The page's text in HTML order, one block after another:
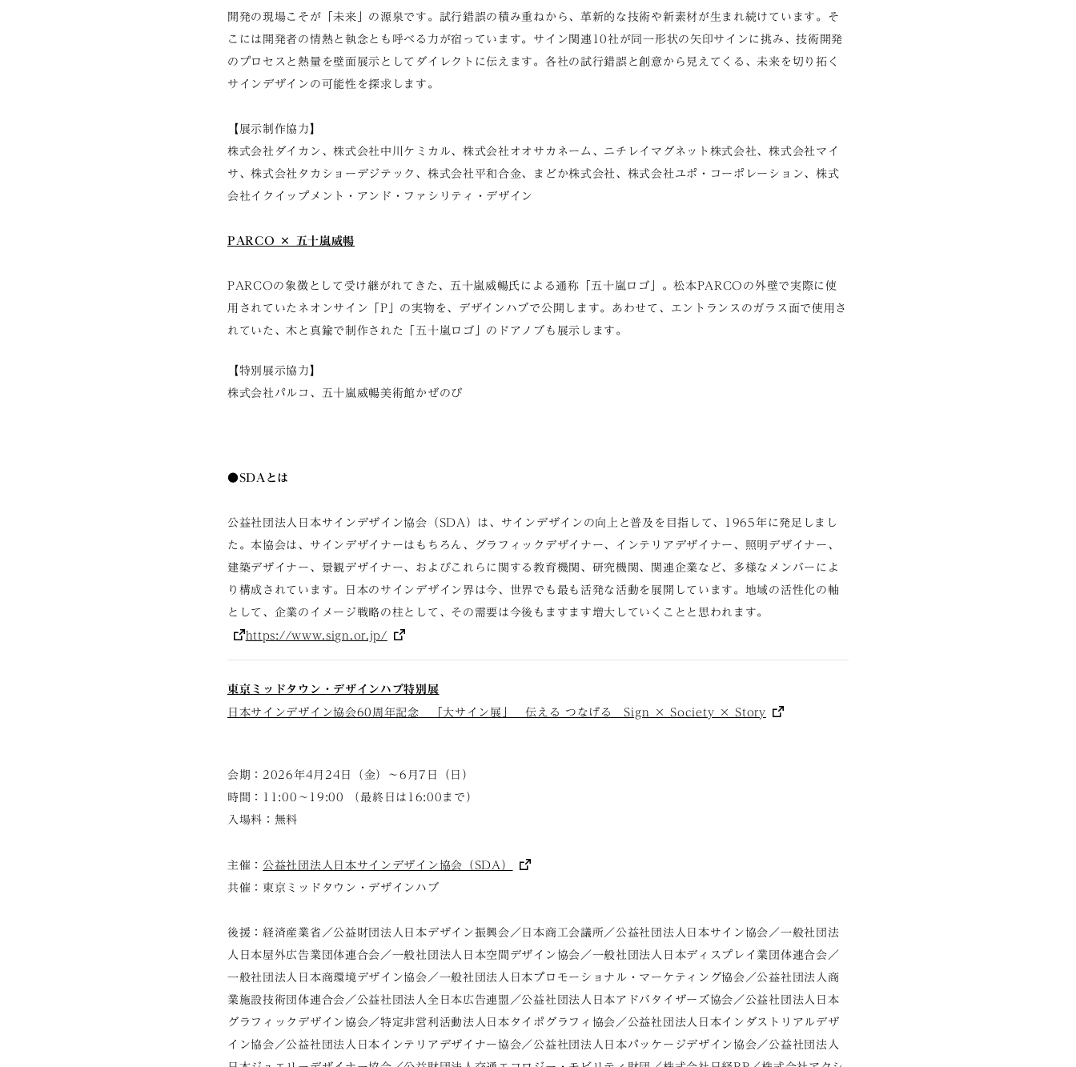
開発の現場こそが「未来」の源泉です。試行錯誤の積み重ねから、革新的な技術や新素材が生まれ続けています。そ
こには開発者の情熱と執念とも呼べる力が宿っています。サイン関連10社が同一形状の矢印サインに挑み、技術開発
のプロセスと熱量を壁面展示としてダイレクトに伝えます。各社の試行錯誤と創意から見えてくる、未来を切り拓く
サインデザインの可能性を探求します。
【展示制作協力】
株式会社ダイカン、株式会社中川ケミカル、株式会社オオサカネーム、ニチレイマグネット株式会社、株式会社マイ
サ、株式会社タカショーデジテック、株式会社平和合金、まどか株式会社、株式会社ユポ・コーポレーション、株式
会社イクイップメント・アンド・ファシリティ・デザイン
PARCO × 五十嵐威暢
PARCOの象徴として受け継がれてきた、五十嵐威暢氏による通称「五十嵐ロゴ」。松本PARCOの外壁で実際に使
用されていたネオンサイン「P」の実物を、デザインハブで公開します。あわせて、エントランスのガラス面で使用さ
れていた、木と真鍮で制作された「五十嵐ロゴ」のドアノブも展示します。
【特別展示協力】
株式会社パルコ、五十嵐威暢美術館かぜのび
●SDAとは
公益社団法人日本サインデザイン協会（SDA）は、サインデザインの向上と普及を目指して、1965年に発足しまし
た。本協会は、サインデザイナーはもちろん、グラフィックデザイナー、インテリアデザイナー、照明デザイナー、
建築デザイナー、景観デザイナー、およびこれらに関する教育機関、研究機関、関連企業など、多様なメンバーによ
り構成されています。日本のサインデザイン界は今、世界でも最も活発な活動を展開しています。地域の活性化の軸
として、企業のイメージ戦略の柱として、その需要は今後もますます増大していくことと思われます。
https://www.sign.or.jp/
東京ミッドタウン・デザインハブ特別展
日本サインデザイン協会60周年記念 「大サイン展」 伝える つなげる Sign × Society × Story
会期：2026年4月24日（金）～6月7日（日）
時間：11:00～19:00 （最終日は16:00まで）
入場料：無料
主催：公益社団法人日本サインデザイン協会（SDA）
共催：東京ミッドタウン・デザインハブ
後援：経済産業省／公益財団法人日本デザイン振興会／日本商工会議所／公益社団法人日本サイン協会／一般社団法
人日本屋外広告業団体連合会／一般社団法人日本空間デザイン協会／一般社団法人日本ディスプレイ業団体連合会／
一般社団法人日本商環境デザイン協会／一般社団法人日本プロモーショナル・マーケティング協会／公益社団法人商
業施設技術団体連合会／公益社団法人全日本広告連盟／公益社団法人日本アドバタイザーズ協会／公益社団法人日本
グラフィックデザイン協会／特定非営利活動法人日本タイポグラフィ協会／公益社団法人日本インダストリアルデザ
イン協会／公益社団法人日本インテリアデザイナー協会／公益社団法人日本パッケージデザイン協会／公益社団法人